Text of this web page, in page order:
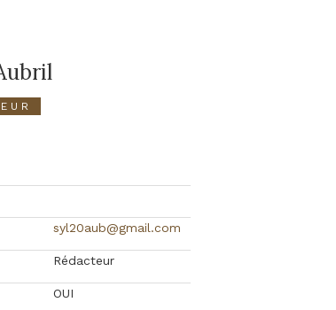
syl20aub@gmail.com
Rédacteur
OUI